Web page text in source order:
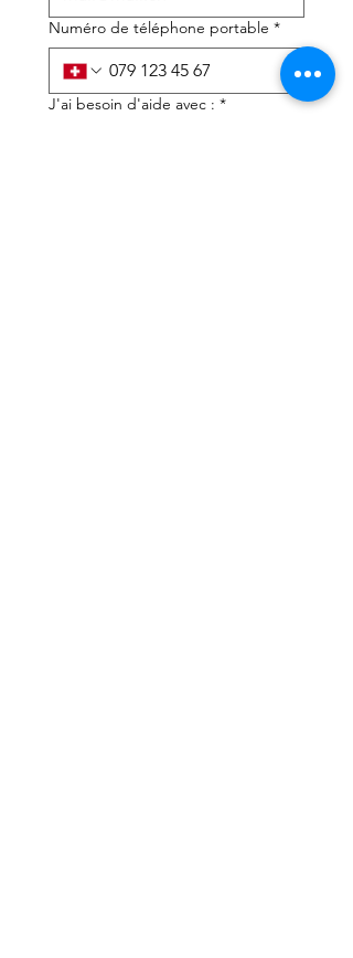
Numéro de téléphone portable *
J'ai besoin d'aide avec : *